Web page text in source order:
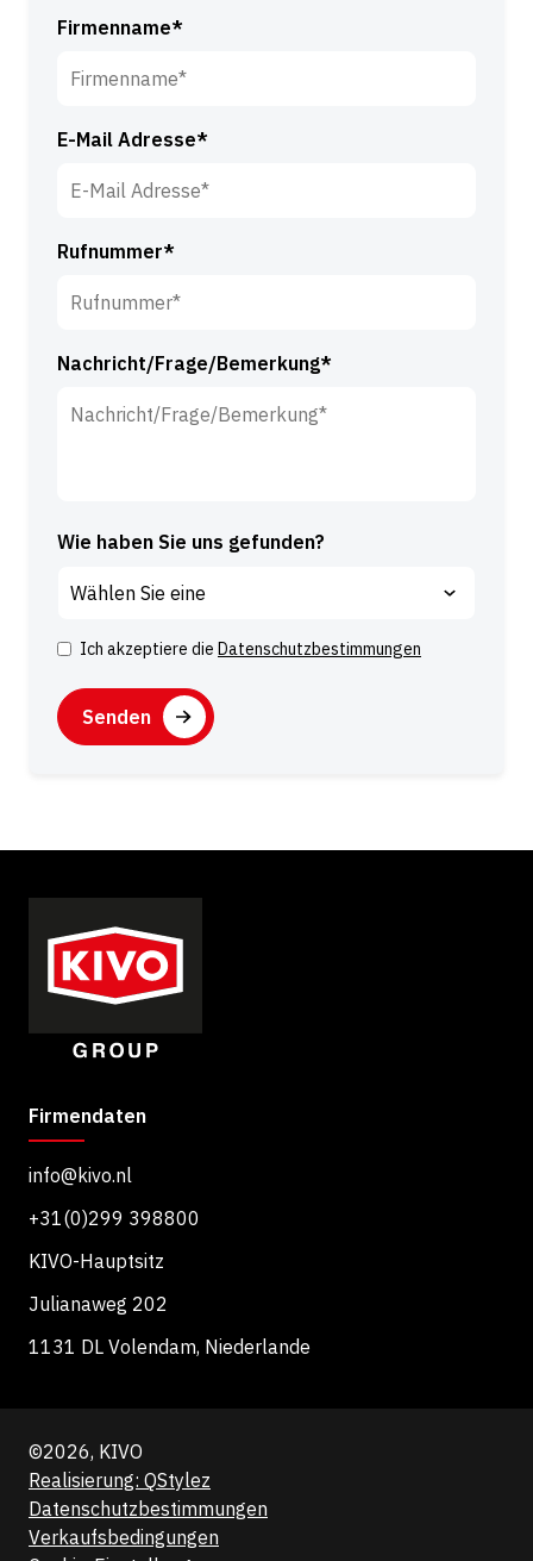
n
*
a
a
Firmenname*
E-Mail Adresse*
Rufnummer*
Nachricht/Frage/Bemerkung*
Wie haben Sie uns gefunden?
Z
s
t
u
Ich akzeptiere die Datenschutzbestimmungen
C
A
Firmendaten
info@kivo.nl
+31(0)299 398800
KIVO-Hauptsitz
Julianaweg 202
1131 DL Volendam, Niederlande
©2026, KIVO
Realisierung: QStylez
Datenschutzbestimmungen
Verkaufsbedingungen